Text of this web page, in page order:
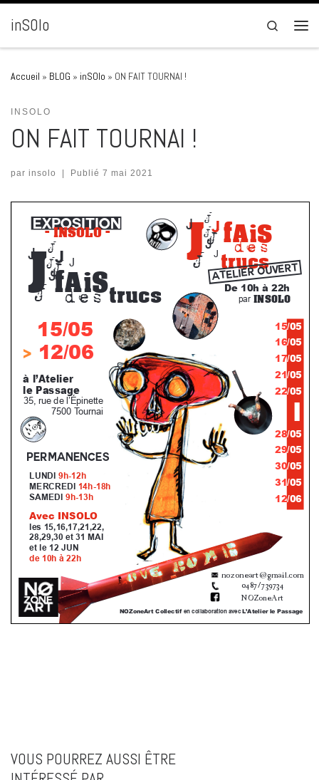
Passer au contenu
inSOlo
Search
Accueil » BLOG » inSOlo » ON FAIT TOURNAI !
INSOLO
ON FAIT TOURNAI !
par insolo | Publié 7 mai 2021
VOUS POURREZ AUSSI ÊTRE